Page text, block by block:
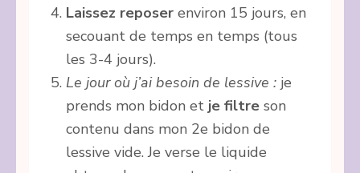
Laissez reposer environ 15 jours, en
secouant de temps en temps (tous
les 3-4 jours).
Le jour où j’ai besoin de lessive : je
prends mon bidon et je filtre son
contenu dans mon 2e bidon de
lessive vide. Je verse le liquide